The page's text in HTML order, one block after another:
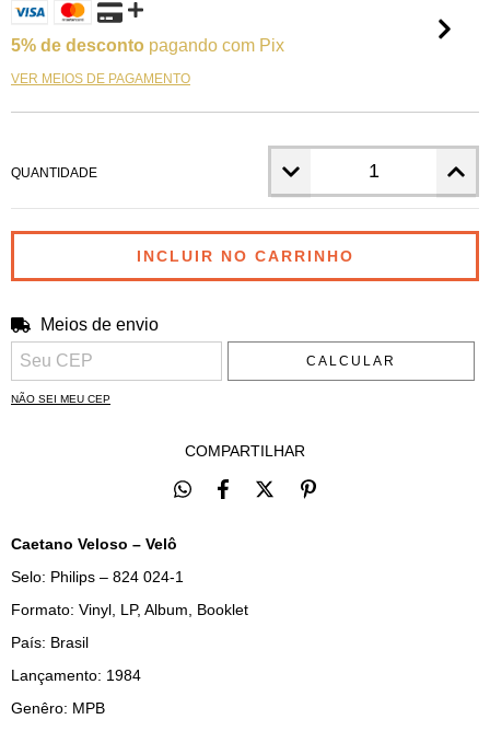
5% de desconto pagando com Pix
VER MEIOS DE PAGAMENTO
QUANTIDADE
Entregas para o CEP:
Meios de envio
CALCULAR
NÃO SEI MEU CEP
COMPARTILHAR
Caetano Veloso – Velô
Selo: Philips – 824 024-1
Formato: Vinyl, LP, Album, Booklet
País: Brasil
Lançamento: 1984
Genêro: MPB